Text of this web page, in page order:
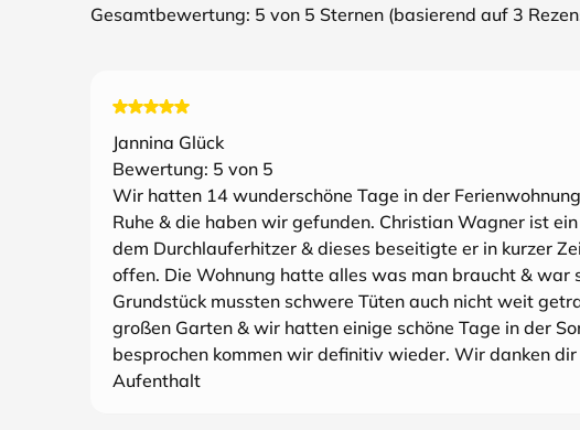
Gesamtbewertung: 5 von 5 Sternen (basierend auf 3
Jannina Glück
Bewertung: 5 von 5
Wir hatten 14 wunderschöne Tage in der
Ruhe & die haben wir gefunden. Christian Wagner ist
dem Durchlauferhitzer & dieses beseitigte er in kurzer
offen. Die Wohnung hatte alles was man braucht & war
Grundstück mussten schwere Tüten auch nicht weit
großen Garten & wir hatten einige schöne Tage in der
besprochen kommen wir definitiv wieder. Wir danken
Aufenthalt